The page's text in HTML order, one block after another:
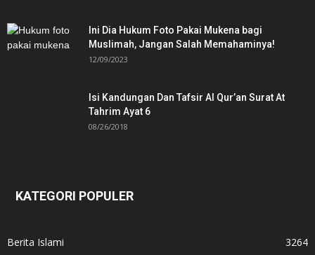
Ini Dia Hukum Foto Pakai Mukena bagi
Muslimah, Jangan Salah Memahaminya!
12/09/2023
Isi Kandungan Dan Tafsir Al Qur’an Surat At
Tahrim Ayat 6
08/26/2018
KATEGORI POPULER
Berita Islami
3264